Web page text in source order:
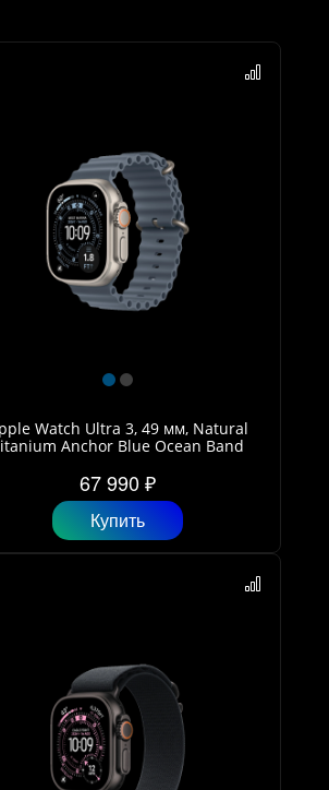
Watch Ultra 3, 49 мм, Natural
Anchor Blue Ocean Band
67 990 ₽
Купить